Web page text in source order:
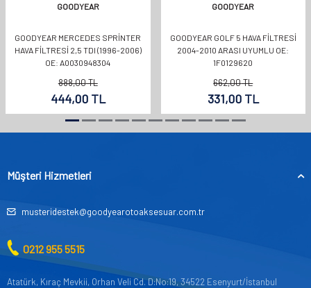
GOODYEAR
GOODYEAR MERCEDES SPRINTER
HAVA FILTRESI 2,5 TDI (1996-2006)
OE: A0030948304
888,00TL
444,00TL
GOODYEAR
GOODYEAR GOLF 5 HAVA FILTRESI
2004-2010 ARASI UYUMLU OE:
1F0129620
662,00TL
331,00TL
Müşteri Hizmetleri
musteridestek@goodyearotoaksesuar.com.tr
0212 955 5515
Atatürk, Kıraç Mevkii, Orhan Veli Cd. D:No:19, 34522 Esenyurt/İstanbul